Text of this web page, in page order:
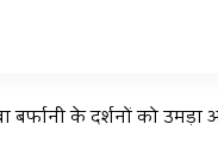
बर्फानी के दर्शनों को